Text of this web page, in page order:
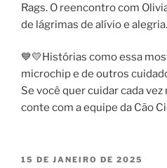
Rags. O reencontro com
de lágrimas de alívio e alegria.
💙💛Histórias como essa
microchip e de outros
Se você quer cuidar cada
conte com a equipe da Cão
15 DE JANEIRO DE 2025